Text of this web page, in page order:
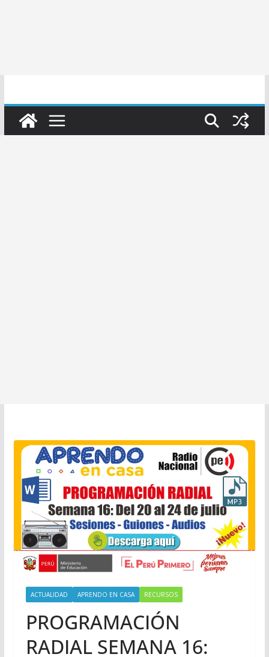
ACTUALIDAD APRENDO EN CASA RECURSOS
PROGRAMACIÓN
RADIAL SEMANA 16: